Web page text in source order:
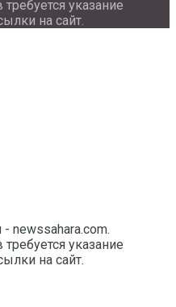
указание
на сайт.
newssahara.com.
указание
на сайт.